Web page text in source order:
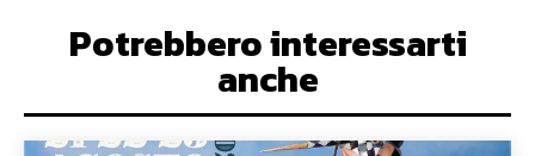
Potrebbero interessarti
anche